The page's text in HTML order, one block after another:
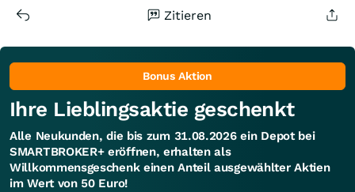
Zitieren
Bonus Aktion
Ihre Lieblingsaktie geschenkt
Alle Neukunden, die bis zum 31.08.2026 ein Depot bei
SMARTBROKER+ eröffnen, erhalten als
Willkommensgeschenk einen Anteil ausgewählter Aktien
im Wert von 50 Euro!